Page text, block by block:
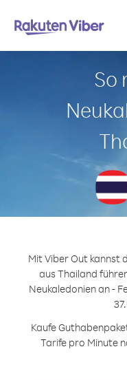
So
Mit Viber Out kannst
aus Thailand
Neukaledonien an -
Kaufe
Tarife pro Minute